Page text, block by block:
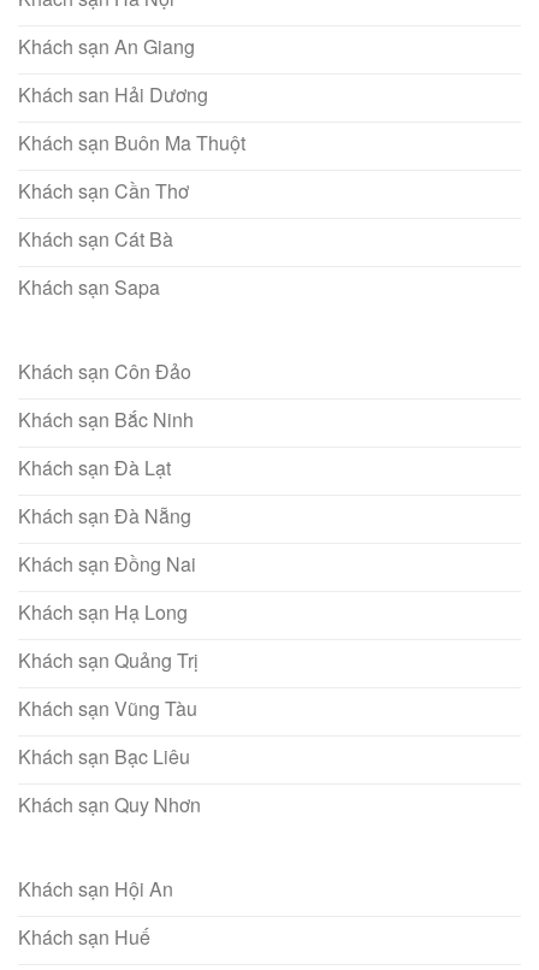
Khách sạn An Giang
Khách san Hải Dương
Khách sạn Buôn Ma Thuột
Khách sạn Cần Thơ
Khách sạn Cát Bà
Khách sạn Sapa
Khách sạn Côn Đảo
Khách sạn Bắc Ninh
Khách sạn Đà Lạt
Khách sạn Đà Nẵng
Khách sạn Đồng Nai
Khách sạn Hạ Long
Khách sạn Quảng Trị
Khách sạn Vũng Tàu
Khách sạn Bạc Liêu
Khách sạn Quy Nhơn
Khách sạn Hội An
Khách sạn Huế